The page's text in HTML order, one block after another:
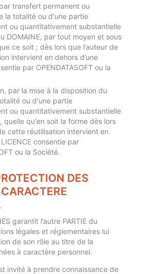
transfert permanent ou
la totalité ou d'une partie
ou quantitativement substantielle
DOMAINE, par tout moyen et sous
ce soit ; dès lors que l’auteur de
intervient en dehors d’une
par OPENDATASOFT ou la
par la mise à la disposition du
ou d'une partie
ou quantitativement substantielle
quelle qu'en soit la forme dès lors
cette réutilisation intervient en
consentie par
ou la Société.
DES
garantit l’autre PARTIE du
légales et réglementaires lui
de son rôle au titre de la
à caractère personnel.
invité à prendre connaissance de